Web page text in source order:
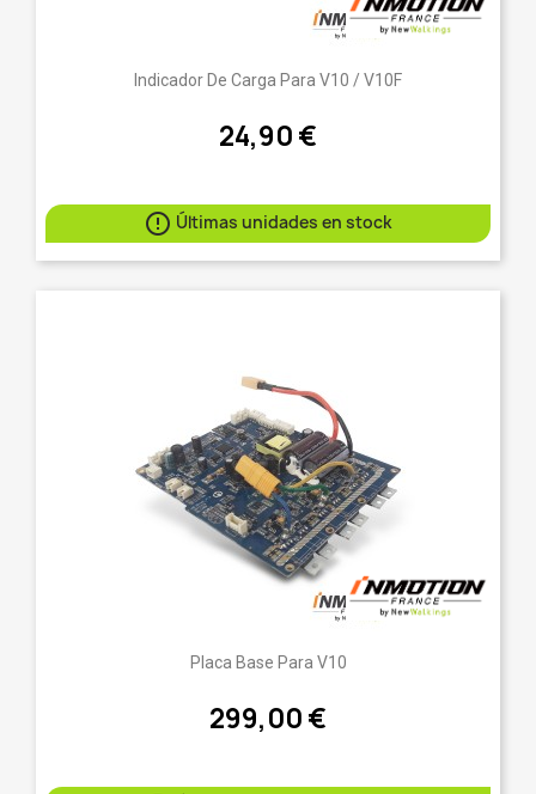
Indicador De Carga Para V10 / V10F
24,90 €
 Últimas unidades en stock
Placa Base Para V10
299,00 €